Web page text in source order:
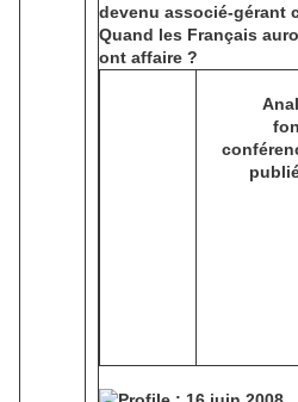
devenu associé-gérant
Quand les Français
ont affaire ?